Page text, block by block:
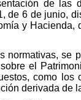
de las
de 6 de junio,
y
normativas,
el
como
derivada de